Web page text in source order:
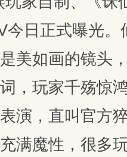
今日正式曝光
美如画的镜头
，玩家千殇惊
演，直叫官方
满魔性，很多